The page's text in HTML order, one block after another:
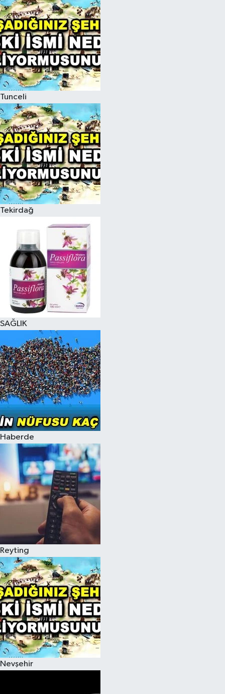
Tunceli
Tekirdağ
SAĞLIK
Haberde
Reyting
Nevşehir